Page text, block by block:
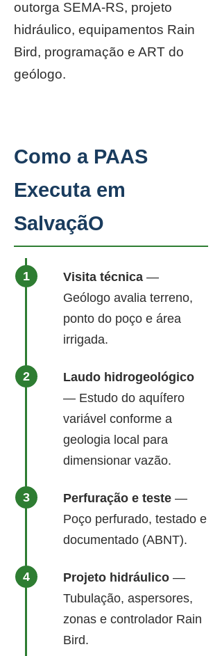
outorga SEMA-RS, projeto
hidráulico, equipamentos Rain
Bird, programação e ART do
geólogo.
Como a PAAS
Executa em
SalvaçãO
Visita técnica —
Geólogo avalia terreno,
ponto do poço e área
irrigada.
Laudo hidrogeológico
— Estudo do aquífero
variável conforme a
geologia local para
dimensionar vazão.
Perfuração e teste —
Poço perfurado, testado e
documentado (ABNT).
Projeto hidráulico —
Tubulação, aspersores,
zonas e controlador Rain
Bird.